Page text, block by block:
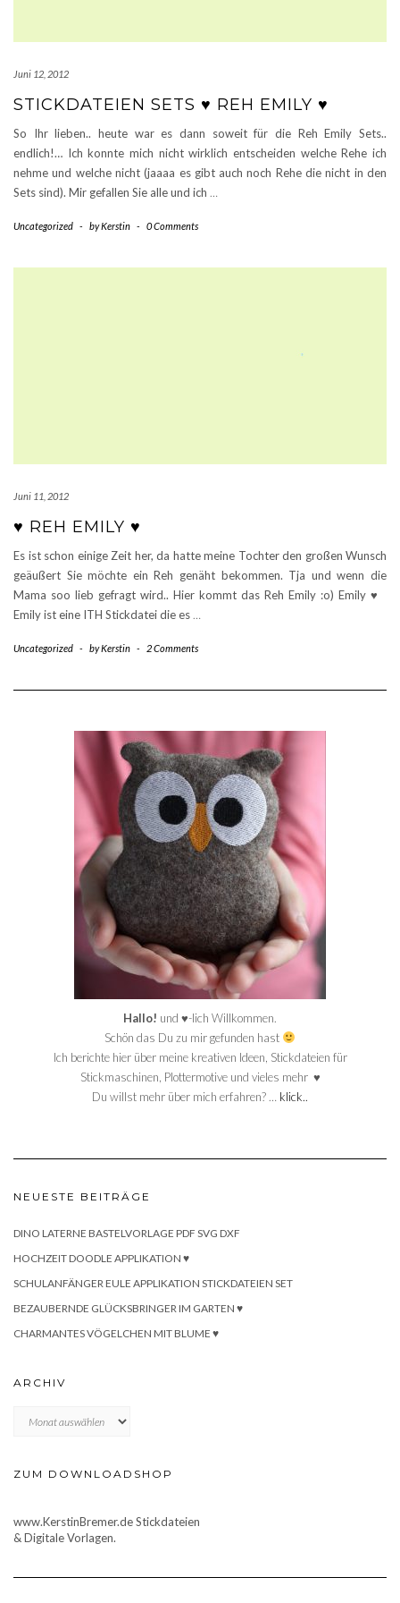
Juni 12, 2012
STICKDATEIEN SETS ♥ REH EMILY ♥
So Ihr lieben.. heute war es dann soweit für die Reh Emily Sets..
endlich!… Ich konnte mich nicht wirklich entscheiden welche Rehe ich
nehme und welche nicht (jaaaa es gibt auch noch Rehe die nicht in den
Sets sind). Mir gefallen Sie alle und ich …
Uncategorized - byKerstin - 0 Comments
Juni 11, 2012
♥ REH EMILY ♥
Es ist schon einige Zeit her, da hatte meine Tochter den großen Wunsch
geäußert Sie möchte ein Reh genäht bekommen. Tja und wenn die
Mama soo lieb gefragt wird.. Hier kommt das Reh Emily :o) Emily ♥
Emily ist eine ITH Stickdatei die es …
Uncategorized - byKerstin - 2 Comments
Hallo! und ♥-lich Willkommen.
Schön das Du zu mir gefunden hast
Ich berichte hier über meine kreativen Ideen, Stickdateien für
Stickmaschinen, Plottermotive und vieles mehr ♥
Du willst mehr über mich erfahren? … klick..
NEUESTE BEITRÄGE
DINO LATERNE BASTELVORLAGE PDF SVG DXF
HOCHZEIT DOODLE APPLIKATION ♥
SCHULANFÄNGER EULE APPLIKATION STICKDATEIEN SET
BEZAUBERNDE GLÜCKSBRINGER IM GARTEN ♥
CHARMANTES VÖGELCHEN MIT BLUME ♥
ARCHIV
ZUM DOWNLOADSHOP
www.KerstinBremer.de Stickdateien
& Digitale Vorlagen.